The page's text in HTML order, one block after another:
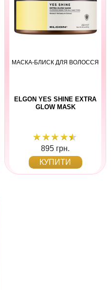
МАСКА-БЛИСК ДЛЯ ВОЛОССЯ
ELGON YES SHINE EXTRA
GLOW MASK
895 грн.
КУПИТИ